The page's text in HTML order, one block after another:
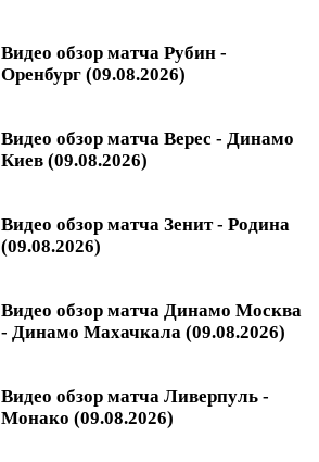
Видео обзор матча Рубин -
Оренбург (09.08.2026)
Видео обзор матча Верес - Динамо
Киев (09.08.2026)
Видео обзор матча Зенит - Родина
(09.08.2026)
Видео обзор матча Динамо Москва
- Динамо Махачкала (09.08.2026)
Видео обзор матча Ливерпуль -
Монако (09.08.2026)